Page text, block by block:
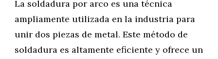
La soldadura por arco es una técnica
ampliamente utilizada en la industria para
unir dos piezas de metal. Este método de
soldadura es altamente eficiente y ofrece un